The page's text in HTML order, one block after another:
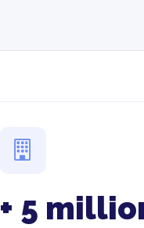
+ 5